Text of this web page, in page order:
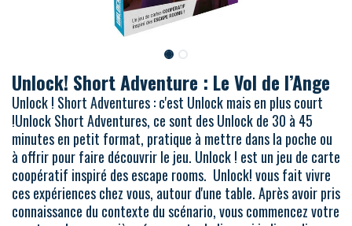
Unlock! Short Adventure : Le Vol de l’Ange
Unlock ! Short Adventures : c'est Unlock mais en plus court
!Unlock Short Adventures, ce sont des Unlock de 30 à 45
minutes en petit format, pratique à mettre dans la poche ou
à offrir pour faire découvrir le jeu. Unlock ! est un jeu de carte
coopératif inspiré des escape rooms. Unlock! vous fait vivre
ces expériences chez vous, autour d'une table. Après avoir pris
connaissance du contexte du scénario, vous commencez votre